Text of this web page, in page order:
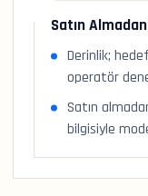
Satın
Derinlik;
operatör
Satın
bilgisiyle